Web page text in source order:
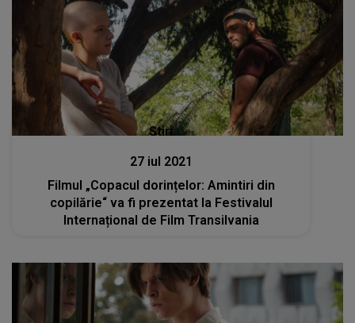
Stiri
27 iul 2021
Filmul „Copacul dorințelor: Amintiri din
copilărie“ va fi prezentat la Festivalul
Internațional de Film Transilvania